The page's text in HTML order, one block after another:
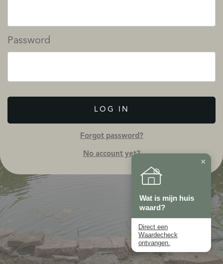
Password
LOG IN
Forgot password?
No account yet?
×
Wat is mijn huis
waard?
Direct een
Waardecheck
ontvangen.